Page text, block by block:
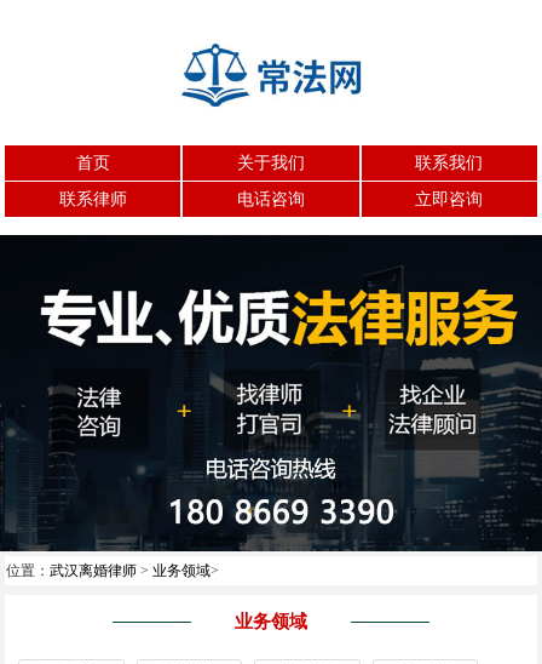
首页 关于我们
联系我们
联系律师
电话咨询 立即咨询
位置： 武汉离婚律师 > 业务领域>
业务领域